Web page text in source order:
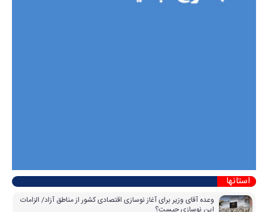
استانها
وعده آقای وزیر برای آغاز نوسازی اقتصادی کشور از مناطق آزاد/ الزامات